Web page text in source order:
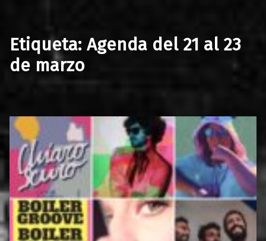
Etiqueta: Agenda del 21 al 23
de marzo